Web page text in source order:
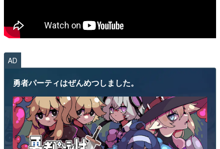
AD
勇者パーティはぜんめつしました。